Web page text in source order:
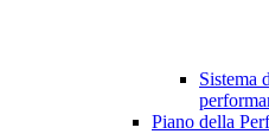
Sistema
Piano della